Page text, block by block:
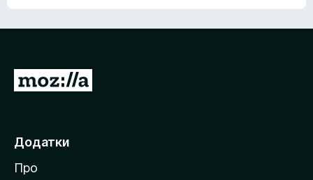
П
е
й
т
Додатки
Про